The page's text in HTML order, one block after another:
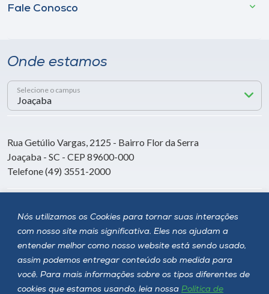
Nós utilizamos os Cookies para tornar suas interações
com nosso site mais significativa. Eles nos ajudam a
entender melhor como nosso website está sendo usado,
assim podemos entregar conteúdo sob medida para
você. Para mais informações sobre os tipos diferentes de
cookies que estamos usando, leia nossa Política de
Fale Conosco
Onde estamos
Selecione o campus
Rua Getúlio Vargas, 2125 - Bairro Flor da Serra
Joaçaba - SC - CEP 89600-000
Telefone (49) 3551-2000
Siga a Unoesc